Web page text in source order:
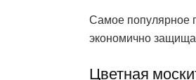
Самое популярное
экономично
Цветная